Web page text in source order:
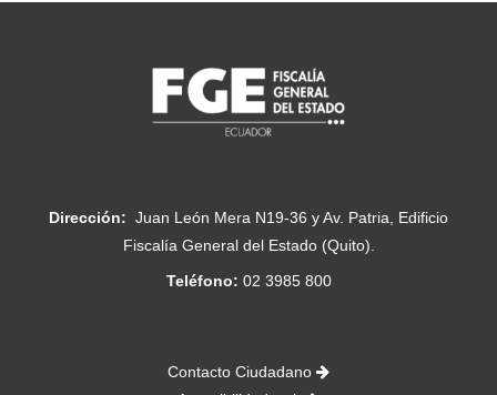
Dirección: Juan León Mera N19-36 y Av. Patria, Edificio
Fiscalía General del Estado (Quito).
Teléfono: 02 3985 800
Contacto Ciudadano